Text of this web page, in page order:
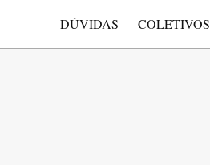
DÚVIDAS COLETIVOS